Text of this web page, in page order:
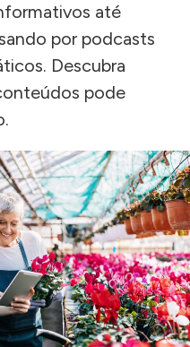
até
por podcasts
Descubra
pode